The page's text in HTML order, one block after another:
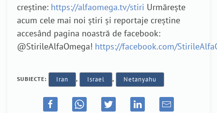
creștine: https://alfaomega.tv/stiri Urmărește
acum cele mai noi știri și reportaje creștine
accesând pagina noastră de facebook:
@StirileAlfaOmega! https://facebook.com/
SUBIECTE: Iran , Israel , Netanyahu